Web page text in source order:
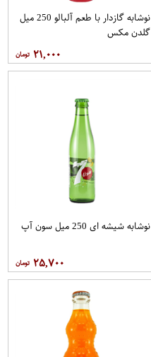
نوشابه گازدار با طعم آلبالو 250 میل
گلدن مکس
۲۱,۰۰۰
نوشابه شیشه ای 250 میل سون آپ
۲۵,۷۰۰